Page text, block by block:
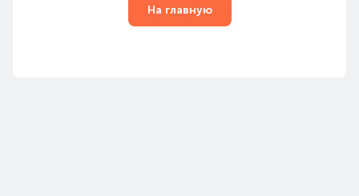
На главную